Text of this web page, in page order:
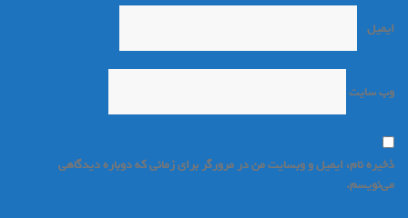
ایمیل
وب‌ سایت
ذخیره نام، ایمیل و وبسایت من در مرورگر برای زمانی که دوباره دیدگاهی
می‌نویسم.